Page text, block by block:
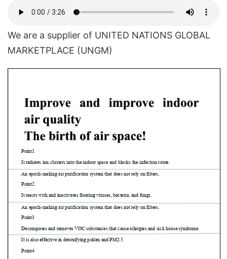
We are a supplier of UNITED NATIONS GLOBAL
MARKETPLACE (UNGM)